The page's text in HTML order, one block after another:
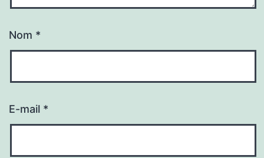
Nom *
E-mail *